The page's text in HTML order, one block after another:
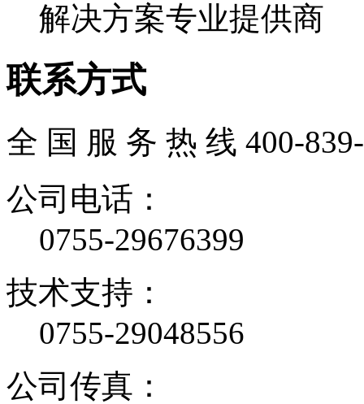
解决方案专业提供商
联系方式
全 国 服 务 热 线 400-
公司电话：
0755-29676399
技术支持：
0755-29048556
公司传真：